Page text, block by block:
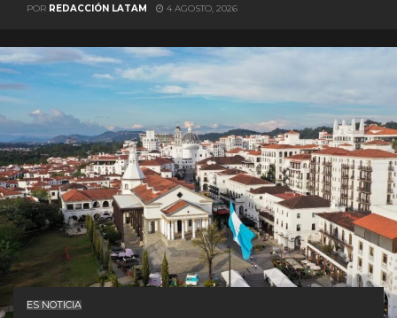
POR REDACCIÓN LATAM 4 AGOSTO, 2026
ES NOTICIA